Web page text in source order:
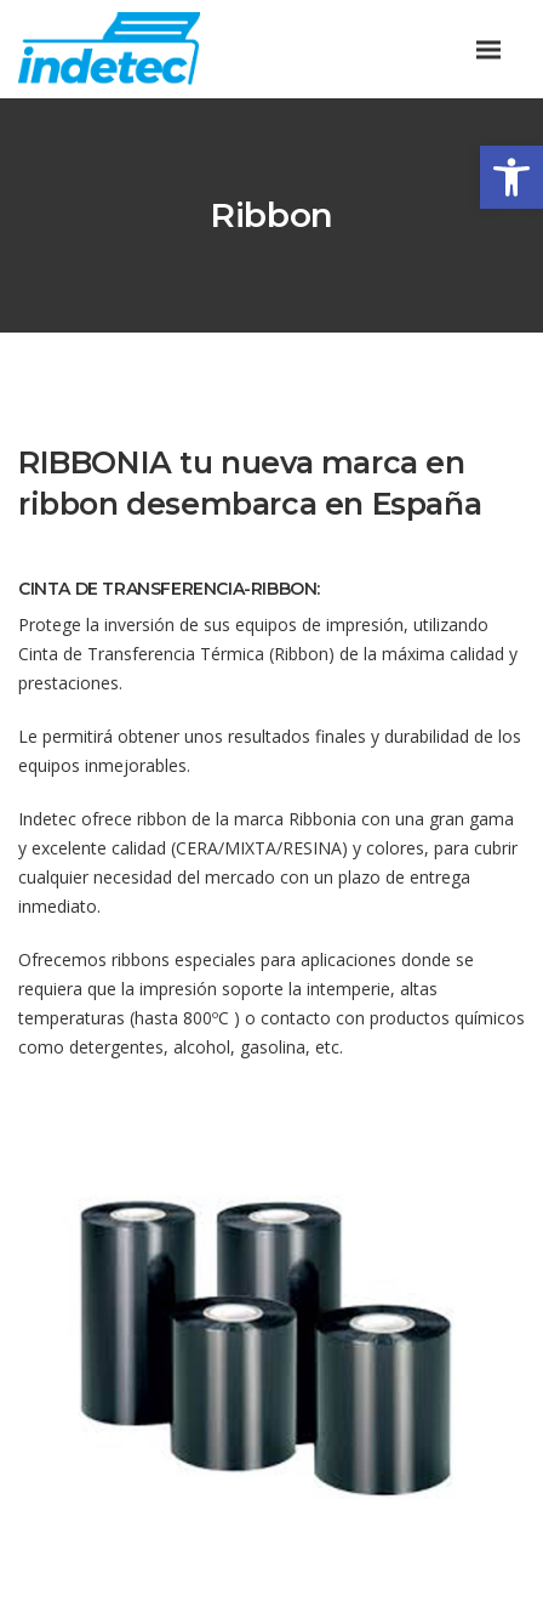
Ribbon
RIBBONIA tu nueva marca en
ribbon desembarca en España
CINTA DE TRANSFERENCIA-RIBBON:
Protege la inversión de sus equipos de impresión, utilizando
Cinta de Transferencia Térmica (Ribbon) de la máxima calidad y
prestaciones.
Le permitirá obtener unos resultados finales y durabilidad de los
equipos inmejorables.
Indetec ofrece ribbon de la marca Ribbonia con una gran gama
y excelente calidad (CERA/MIXTA/RESINA) y colores, para cubrir
cualquier necesidad del mercado con un plazo de entrega
inmediato.
Ofrecemos ribbons especiales para aplicaciones donde se
requiera que la impresión soporte la intemperie, altas
temperaturas (hasta 800ºC ) o contacto con productos químicos
como detergentes, alcohol, gasolina, etc.